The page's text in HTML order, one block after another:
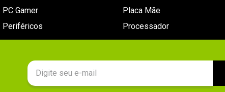
PC Gamer
Periféricos
Placa Mãe
Processador